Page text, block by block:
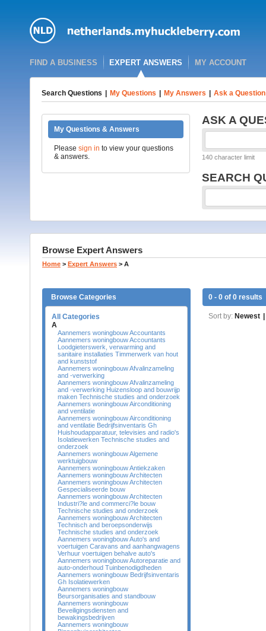
FIND A BUSINESS EXPERT ANSWERS MY ACCOUNT
Search Questions My Questions My Answers Ask a Question
My Questions & Answers
Please sign in to view your questions
& answers.
ASK A
140 character limit
SEARCH
Browse Expert Answers
Home > Expert Answers > A
Browse Categories
All Categories
A
Aannemers woningbouw Accountants
Aannemers woningbouw Accountants
Loodgieterswerk, verwarming and
sanitaire installaties Timmerwerk van hout
and kunststof
Aannemers woningbouw Afvalinzameling
and -verwerking
Aannemers woningbouw Afvalinzameling
and -verwerking Huizensloop and bouwrijp
maken Technische studies and onderzoek
Aannemers woningbouw Airconditioning
and ventilatie
Aannemers woningbouw Airconditioning
and ventilatie Bedrijfsinventaris Gh
Huishoudapparatuur, televisies and radio's
Isolatiewerken Technische studies and
onderzoek
Aannemers woningbouw Algemene
werktuigbouw
Aannemers woningbouw Antiekzaken
Aannemers woningbouw Architecten
Aannemers woningbouw Architecten
Gespecialiseerde bouw
Aannemers woningbouw Architecten
Industri?le and commerci?le bouw
Technische studies and onderzoek
Aannemers woningbouw Architecten
Technisch and beroepsonderwijs
Technische studies and onderzoek
Aannemers woningbouw Auto's and
voertuigen Caravans and aanhangwagens
Verhuur voertuigen behalve auto's
Aannemers woningbouw Autoreparatie and
auto-onderhoud Tuinbenodigdheden
Aannemers woningbouw Bedrijfsinventaris
Gh Isolatiewerken
Aannemers woningbouw
Beursorganisaties and standbouw
Aannemers woningbouw
Beveiligingsdiensten and
bewakingsbedrijven
Aannemers woningbouw
0 - 0 of 0 results
Sort by: Newest